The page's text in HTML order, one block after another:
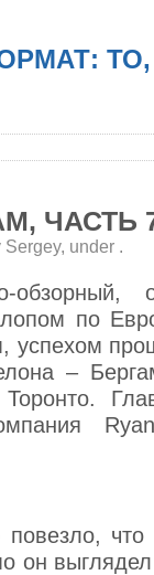
ЧАСТЬ
Sergey, under .
по
успехом
–
повезло,
он